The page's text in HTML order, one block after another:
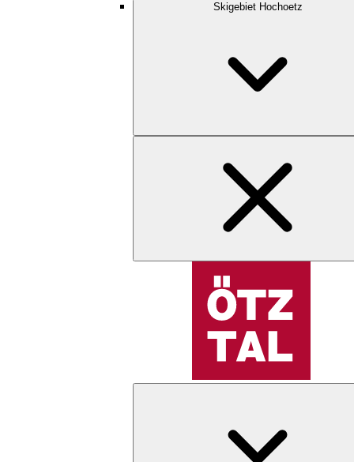
Skigebiet Hochoetz